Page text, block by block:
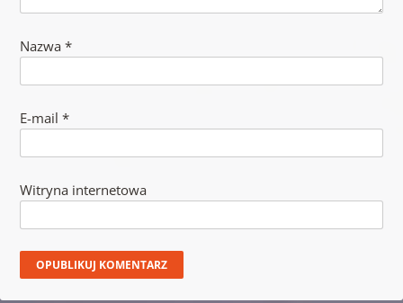
Nazwa *
E-mail *
Witryna internetowa